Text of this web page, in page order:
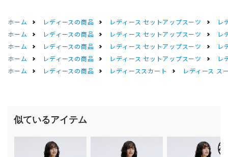
ホーム レディースの商品 レディース セットアップスーツ
レ
ホーム
レディースの商品 レディース セットアップスーツ
レ
ホーム
レディースの商品 レディース セットアップスーツ
レ
ホーム
レディースの商品 レディース セットアップスーツ
レ
ホーム
レディースの商品 レディーススカート レディース ス